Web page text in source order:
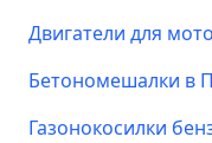
Двигатели для
Бетономешалки в
Газонокосилки